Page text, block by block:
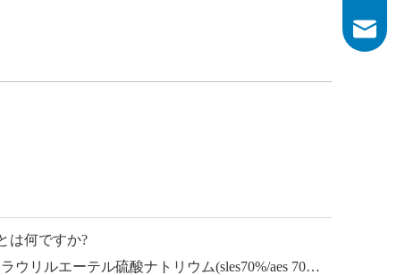
は何ですか?
ラウリルエーテルナトリウム ラウリルエーテル硫酸ナトリウム(sles70%/aes 70%) CAS NO.: 68585-34-2sles70%/aes 70%) CAS NO.: 68585-34-2